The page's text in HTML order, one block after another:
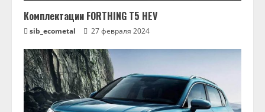
Комплектации FORTHING T5 HEV
sib_ecometal 27 февраля 2024